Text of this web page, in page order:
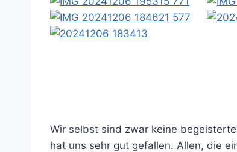
Wir selbst sind zwar keine
hat uns sehr gut gefallen. Allen, die